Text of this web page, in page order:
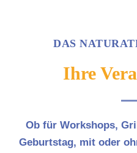
DAS
Ihre
Ob für Workshops,
Geburtstag, mit oder